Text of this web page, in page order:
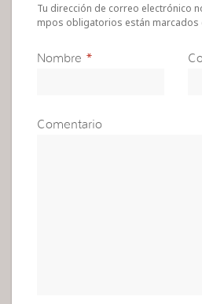
Tu dirección de correo electrónico
mpos obligatorios están
Nombre *
Comentario